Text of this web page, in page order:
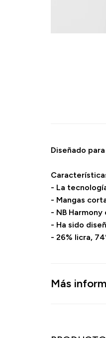
Diseñado
- La
- Mangas
- NB
- Ha sido
- 26% licra,
Más